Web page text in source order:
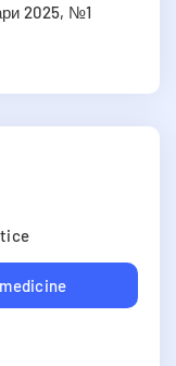
2025, №1